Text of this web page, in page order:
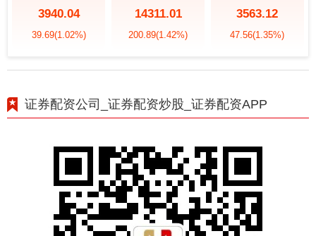
3940.04
39.69(1.02%)
14311.01
200.89(1.42%)
3563.12
47.56(1.35%)
证券配资公司_证券配资炒股_证券配资APP